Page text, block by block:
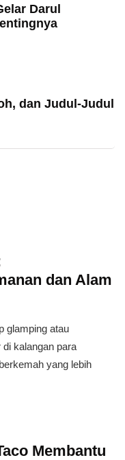
Darul
dan Judul-Judul
dan Alam
glamping atau
di kalangan para
yang lebih
Membantu